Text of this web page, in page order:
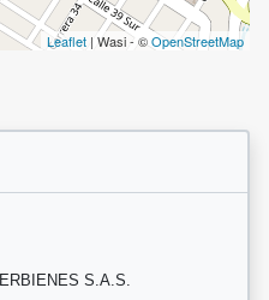
Leaflet | Wasi - ©OpenStreetMap
S.A.S.